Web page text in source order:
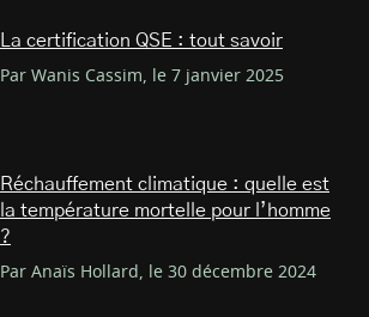
La certification QSE : tout savoir
Par Wanis Cassim, le 7 janvier 2025
Réchauffement climatique : quelle est
la température mortelle pour l’homme
?
Par Anaïs Hollard, le 30 décembre 2024